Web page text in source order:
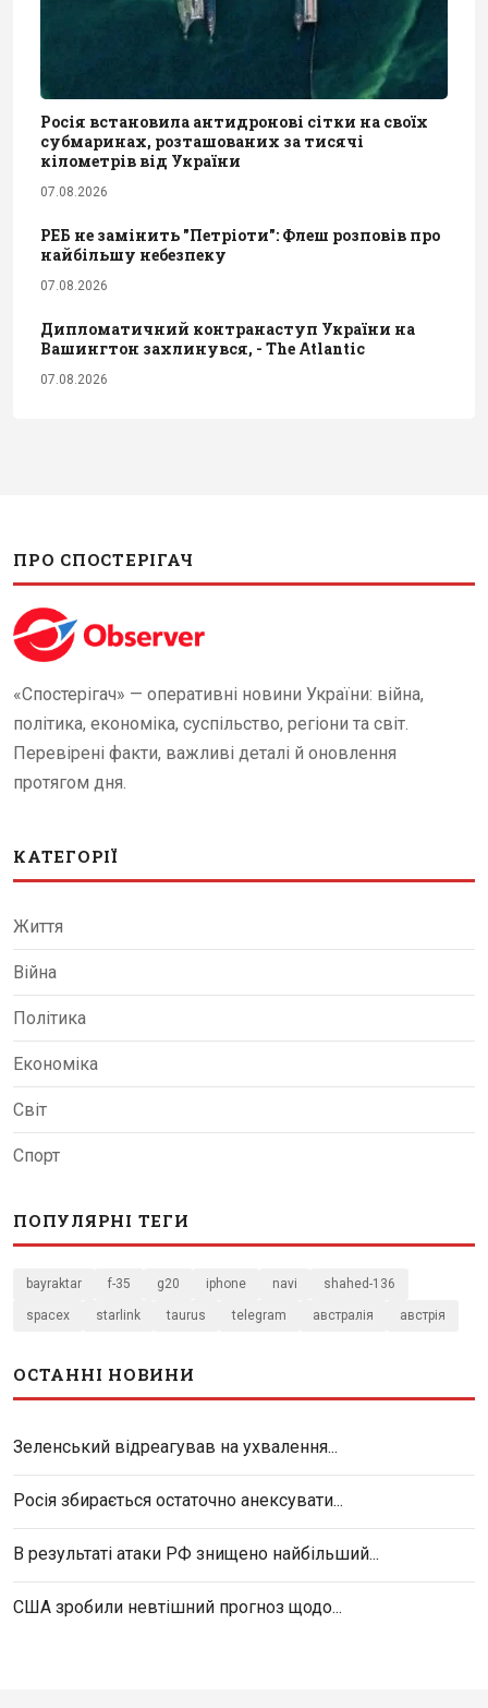
Росія встановила антидронові сітки на своїх
субмаринах, розташованих за тисячі
кілометрів від України
07.08.2026
РЕБ не замінить "Петріоти": Флеш розповів про
найбільшу небезпеку
07.08.2026
Дипломатичний контранаступ України на
Вашингтон захлинувся, - The Atlantic
07.08.2026
ПРО СПОСТЕРІГАЧ
«Спостерігач» — оперативні новини України: війна,
політика, економіка, суспільство, регіони та світ.
Перевірені факти, важливі деталі й оновлення
протягом дня.
КАТЕГОРІЇ
Життя
Війна
Політика
Економіка
Світ
Спорт
ПОПУЛЯРНІ ТЕГИ
bayraktar f-35 g20 iphone navi shahed-136
spacex starlink taurus telegram австралія австрія
ОСТАННІ НОВИНИ
Зеленський відреагував на ухвалення...
Росія збирається остаточно анексувати...
В результаті атаки РФ знищено найбільший...
США зробили невтішний прогноз щодо...